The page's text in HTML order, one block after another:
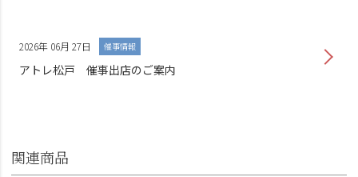
2026年 06月 27日 催事情報
アトレ松戸 催事出店のご案内
関連商品